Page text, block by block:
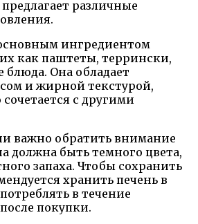
различные
ингредиентом
как паштеты, террински,
Она обладает
и жирной текстурой,
с другими
важно обратить внимание
должна быть темного цвета,
запаха. Чтобы сохранить
хранить печень в
в течение
покупки.